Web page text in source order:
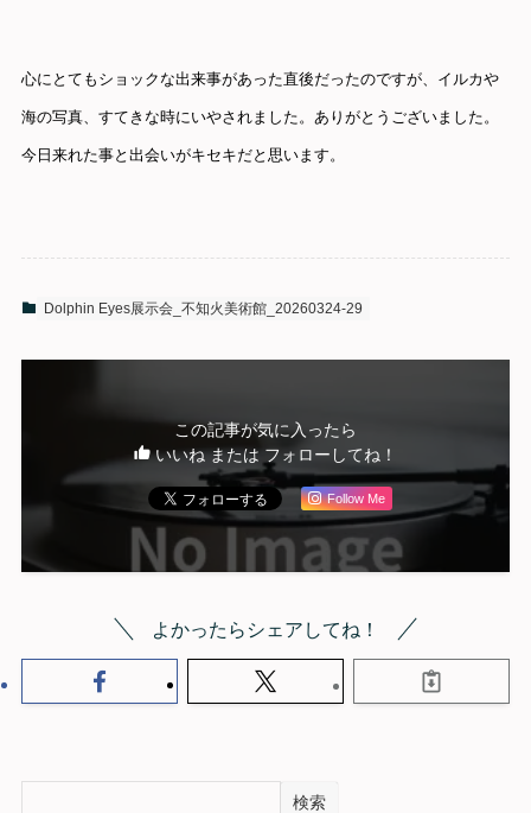
心にとてもショックな出来事があった直後だったのですが、イルカや
海の写真、すてきな時にいやされました。ありがとうございました。
今日来れた事と出会いがキセキだと思います。
Dolphin Eyes展示会_不知火美術館_20260324-29
この記事が気に入ったら
いいね または フォローしてね！
Follow Me
よかったらシェアしてね！
検索